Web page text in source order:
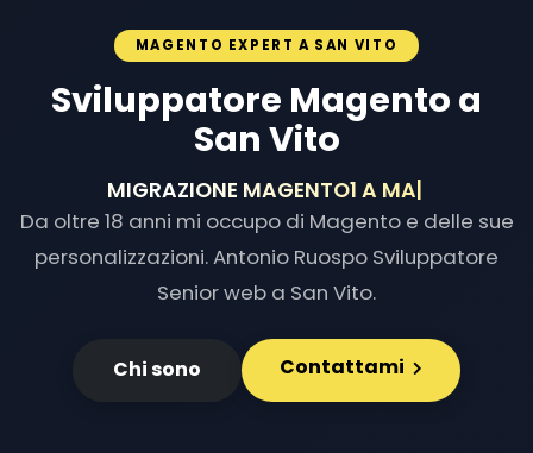
MAGENTO EXPERT A SAN VITO
Sviluppatore Magento a
San Vito
MIGRAZIONE MAGENTO1 A MAGENTO2
Da oltre 18 anni mi occupo di Magento e delle sue
personalizzazioni. Antonio Ruospo Sviluppatore
Senior web a San Vito.
Chi sono Contattami